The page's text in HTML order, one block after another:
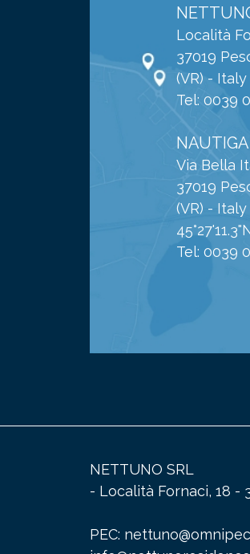
Località
37019
(VR) - Italy
Tel: 0039
Via Bella
37019
(VR) - Italy
Tel: 0039
NETTUNO SRL
- Località Fornaci, 18 -
PEC: